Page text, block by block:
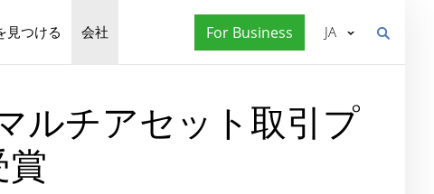
見つける 会社 For Business JA
ルチアセット取引プ